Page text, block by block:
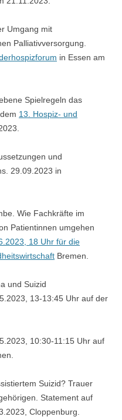
Umgang mit
Palliativversorgung.
in Essen am
Spielregeln das
13. Hospiz- und
und
29.09.2023 in
Wie Fachkräfte im
Patientinnen umgehen
18 Uhr für die
Bremen.
und Suizid
13-13:45 Uhr auf der
10:30-11:15 Uhr auf
Suizid? Trauer
Statement auf
Cloppenburg.